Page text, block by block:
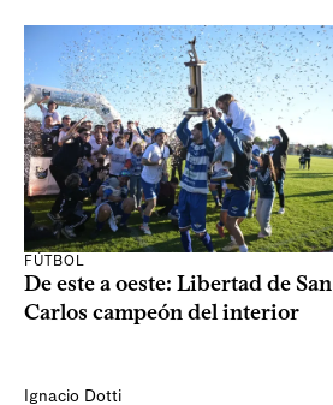
FÚTBOL
De este a oeste: Libertad de San
Carlos campeón del interior
Ignacio Dotti